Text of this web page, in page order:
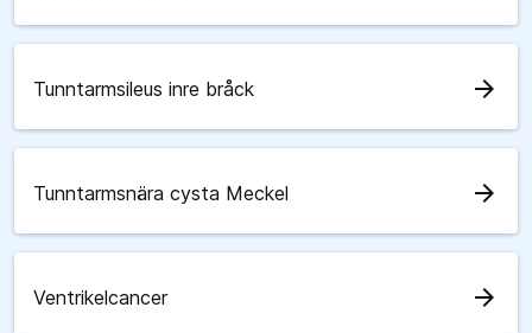
Tunntarmsileus inre bråck arrow_forward
Tunntarmsnära cysta Meckel arrow_forward
Ventrikelcancer arrow_forward